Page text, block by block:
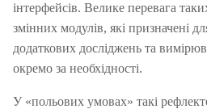
інтерфейсів. Велике перевага
змінних модулів, які призначені
додаткових досліджень та
окремо за необхідності.
У «польових умовах» такі